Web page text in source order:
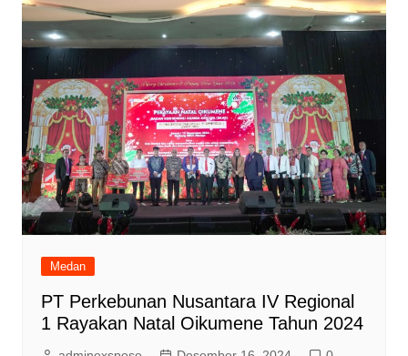
Medan
PT Perkebunan Nusantara IV Regional
1 Rayakan Natal Oikumene Tahun 2024